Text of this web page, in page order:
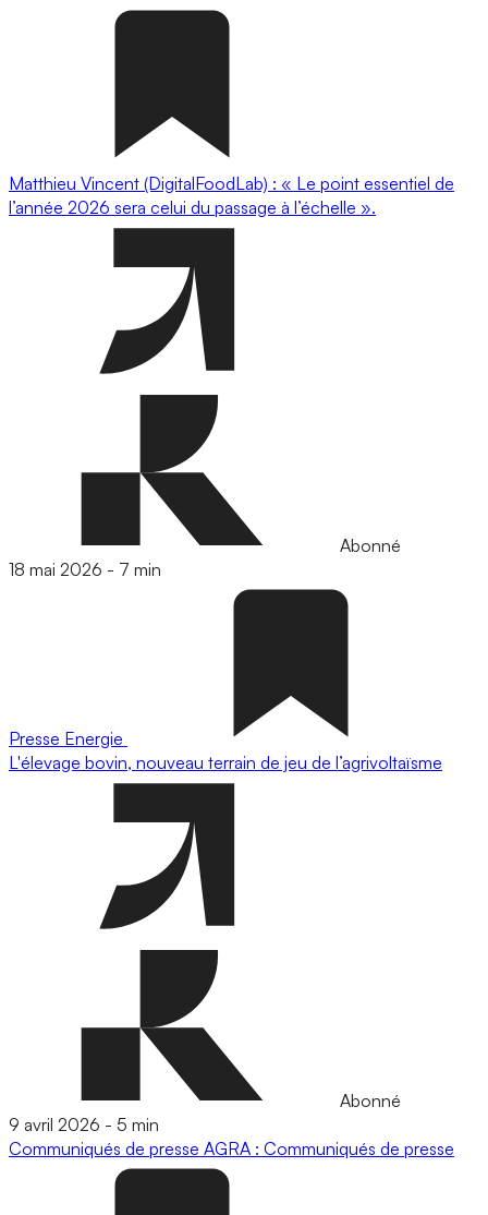
Matthieu Vincent (DigitalFoodLab) : « Le point essentiel de
l’année 2026 sera celui du passage à l’échelle ».
Abonné
18 mai 2026 - 7 min
Presse Energie
L'élevage bovin, nouveau terrain de jeu de l’agrivoltaïsme
Abonné
9 avril 2026 - 5 min
Communiqués de presse AGRA : Communiqués de presse